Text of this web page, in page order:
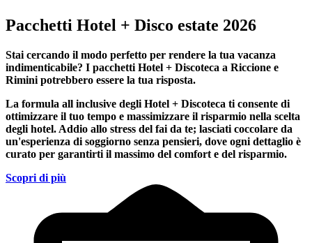
Pacchetti Hotel + Disco estate 2026
Stai cercando il modo perfetto per rendere la tua vacanza
indimenticabile? I pacchetti Hotel + Discoteca a Riccione e
Rimini potrebbero essere la tua risposta.
La formula all inclusive degli Hotel + Discoteca ti consente di
ottimizzare il tuo tempo e massimizzare il risparmio nella scelta
degli hotel. Addio allo stress del fai da te; lasciati coccolare da
un'esperienza di soggiorno senza pensieri, dove ogni dettaglio è
curato per garantirti il massimo del comfort e del risparmio.
Scopri di più